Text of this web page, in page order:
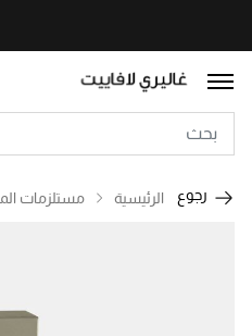
رجوع الرئيسية مستلزمات